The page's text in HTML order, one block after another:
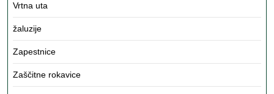
Vrtna uta
žaluzije
Zapestnice
Zaščitne rokavice